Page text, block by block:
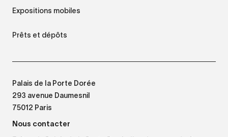
Expositions mobiles
Prêts et dépôts
Palais de la Porte Dorée
293 avenue Daumesnil
75012 Paris
Nous contacter